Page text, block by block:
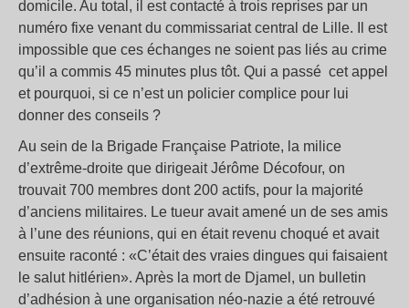
domicile. Au total, il est contacté à trois reprises par un
numéro fixe venant du commissariat central de Lille. Il est
impossible que ces échanges ne soient pas liés au crime
qu’il a commis 45 minutes plus tôt. Qui a passé cet appel
et pourquoi, si ce n’est un policier complice pour lui
donner des conseils ?
Au sein de la Brigade Française Patriote, la milice
d’extrême-droite que dirigeait Jérôme Décofour, on
trouvait 700 membres dont 200 actifs, pour la majorité
d’anciens militaires. Le tueur avait amené un de ses amis
à l’une des réunions, qui en était revenu choqué et avait
ensuite raconté : «C’était des vraies dingues qui faisaient
le salut hitlérien». Après la mort de Djamel, un bulletin
d’adhésion à une organisation néo-nazie a été retrouvé